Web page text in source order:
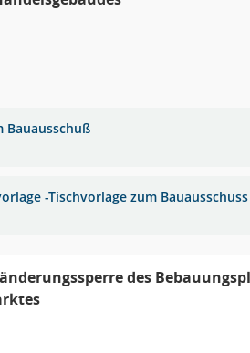
Bauausschuß
-Tischvorlage zum Bauausschuss
des